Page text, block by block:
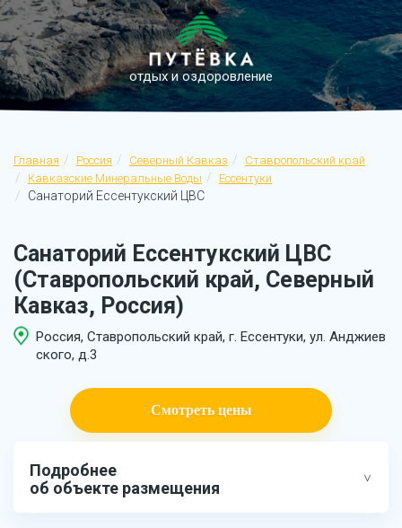
отдых и оздоровление
Главная Россия Северный Кавказ
Ставропольский край
Кавказские Минеральные Воды
Ессентуки
Санаторий Ессентукский ЦВС
Санаторий Ессентукский ЦВС
(Ставропольский край, Северный
Кавказ, Россия)
Россия, Ставропольский край, г. Ессентуки, ул. Анджиев
ского, д.3
Смотреть цены
Подробнее
об объекте размещения